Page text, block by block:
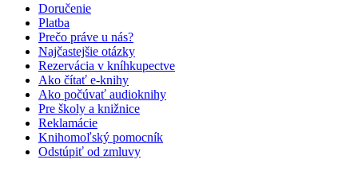
Doručenie
Platba
Prečo práve u nás?
Najčastejšie otázky
Rezervácia v kníhkupectve
Ako čítať e-knihy
Ako počúvať audioknihy
Pre školy a knižnice
Reklamácie
Knihomoľský pomocník
Odstúpiť od zmluvy